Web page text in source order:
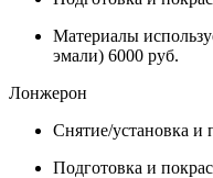
Материалы
эмали) 6000 руб.
Лонжерон
Снятие/установка и
Подготовка и